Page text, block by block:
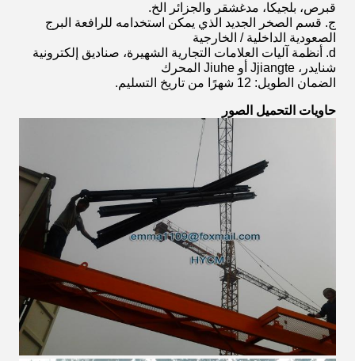
قبرص، بلجيكا، مدغشقر والجزائر الخ.
ج. قسم الصخر الجديد الذي يمكن استخدامه للرافعة البرج
الصعودية الداخلية / الخارجية
d. أنظمة آليات العلامات التجارية الشهيرة، صناديق إلكترونية
شنايدر، Jjiangte أو Jiuhe المحرك
الضمان الطويل: 12 شهرًا من تاريخ التسليم.
حاويات التحميل الصور